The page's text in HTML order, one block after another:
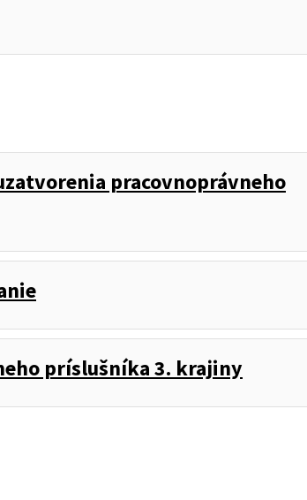
pracovnoprávneho
príslušníka 3. krajiny